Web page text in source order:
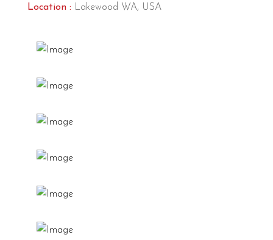
Location : Lakewood WA, USA